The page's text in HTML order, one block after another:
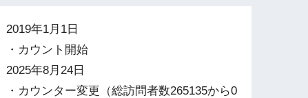
2019年1月1日
・カウント開始
2025年8月24日
・カウンター変更（総訪問者数265135から0